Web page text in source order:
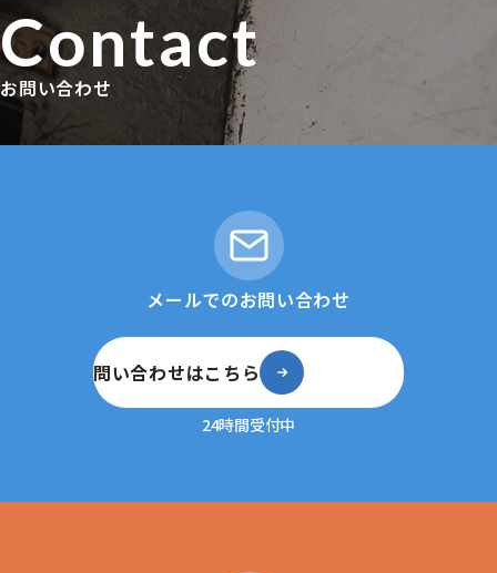
Contact
お問い合わせ
メールでのお問い合わせ
問い合わせはこちら
24時間受付中